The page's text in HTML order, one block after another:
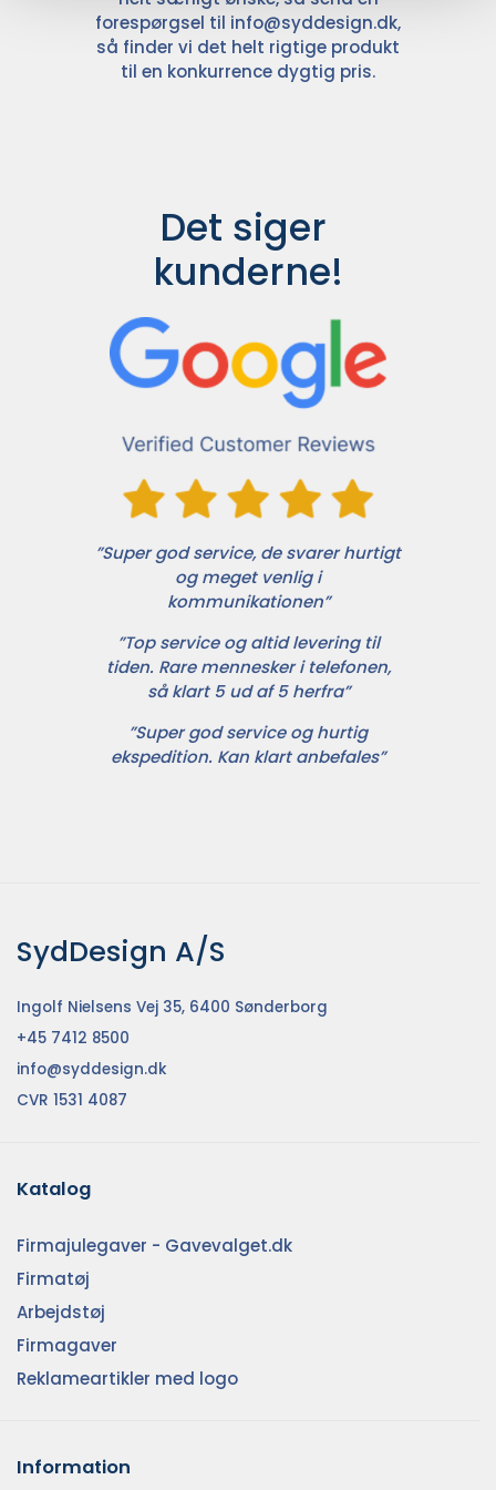
forespørgsel til info@syddesign.dk,
så finder vi det helt rigtige produkt
til en konkurrence dygtig pris.
Det siger
kunderne!
”Super god service, de svarer hurtigt
og meget venlig i
kommunikationen”
”Top service og altid levering til
tiden. Rare mennesker i telefonen,
så klart 5 ud af 5 herfra”
”Super god service og hurtig
ekspedition. Kan klart anbefales”
SydDesign A/S
Ingolf Nielsens Vej 35, 6400 Sønderborg
+45 7412 8500
info@syddesign.dk
CVR 1531 4087
Katalog
Firmajulegaver - Gavevalget.dk
Firmatøj
Arbejdstøj
Firmagaver
Reklameartikler med logo
Information